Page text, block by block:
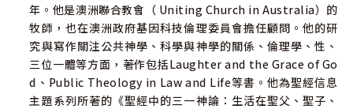
年。他是澳洲聯合教會（ Uniting Church in Australia）的
牧師，也在澳洲政府基因科技倫理委員會擔任顧問。他的研
究與寫作關注公共神學、科學與神學的關係、倫理學、性、
三位一體等方面，著作包括Laughter and the Grace of Go
d、Public Theology in Law and Life等書。他為聖經信息
主題系列所著的《聖經中的三一神論：生活在聖父、聖子、